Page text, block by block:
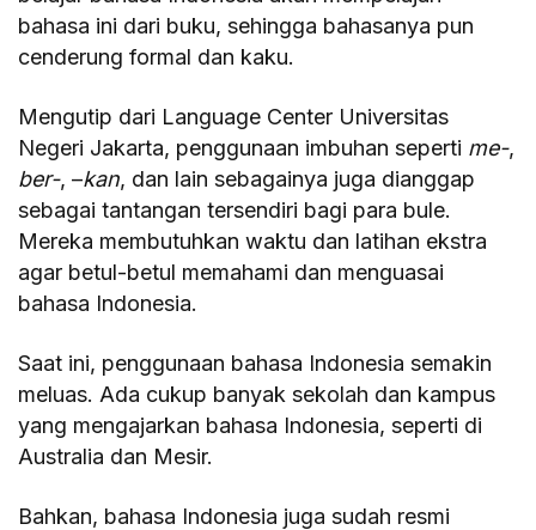
bahasa ini dari buku, sehingga bahasanya pun
cenderung formal dan kaku.
Mengutip dari Language Center Universitas
Negeri Jakarta, penggunaan imbuhan seperti me-,
ber-, –kan, dan lain sebagainya juga dianggap
sebagai tantangan tersendiri bagi para bule.
Mereka membutuhkan waktu dan latihan ekstra
agar betul-betul memahami dan menguasai
bahasa Indonesia.
Saat ini, penggunaan bahasa Indonesia semakin
meluas. Ada cukup banyak sekolah dan kampus
yang mengajarkan bahasa Indonesia, seperti di
Australia dan Mesir.
Bahkan, bahasa Indonesia juga sudah resmi